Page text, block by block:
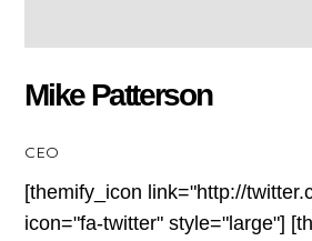
Mike Patterson
CEO
[themify_icon link="http://
icon="fa-twitter" style="large"]